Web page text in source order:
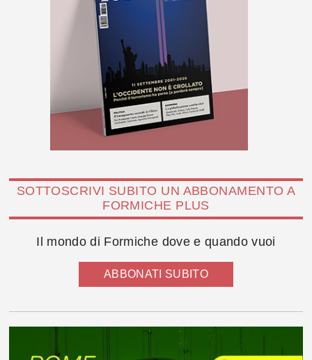
SOTTOSCRIVI SUBITO UN ABBONAMENTO A
FORMICHE PLUS
Il mondo di Formiche dove e quando vuoi
ABBONATI SUBITO